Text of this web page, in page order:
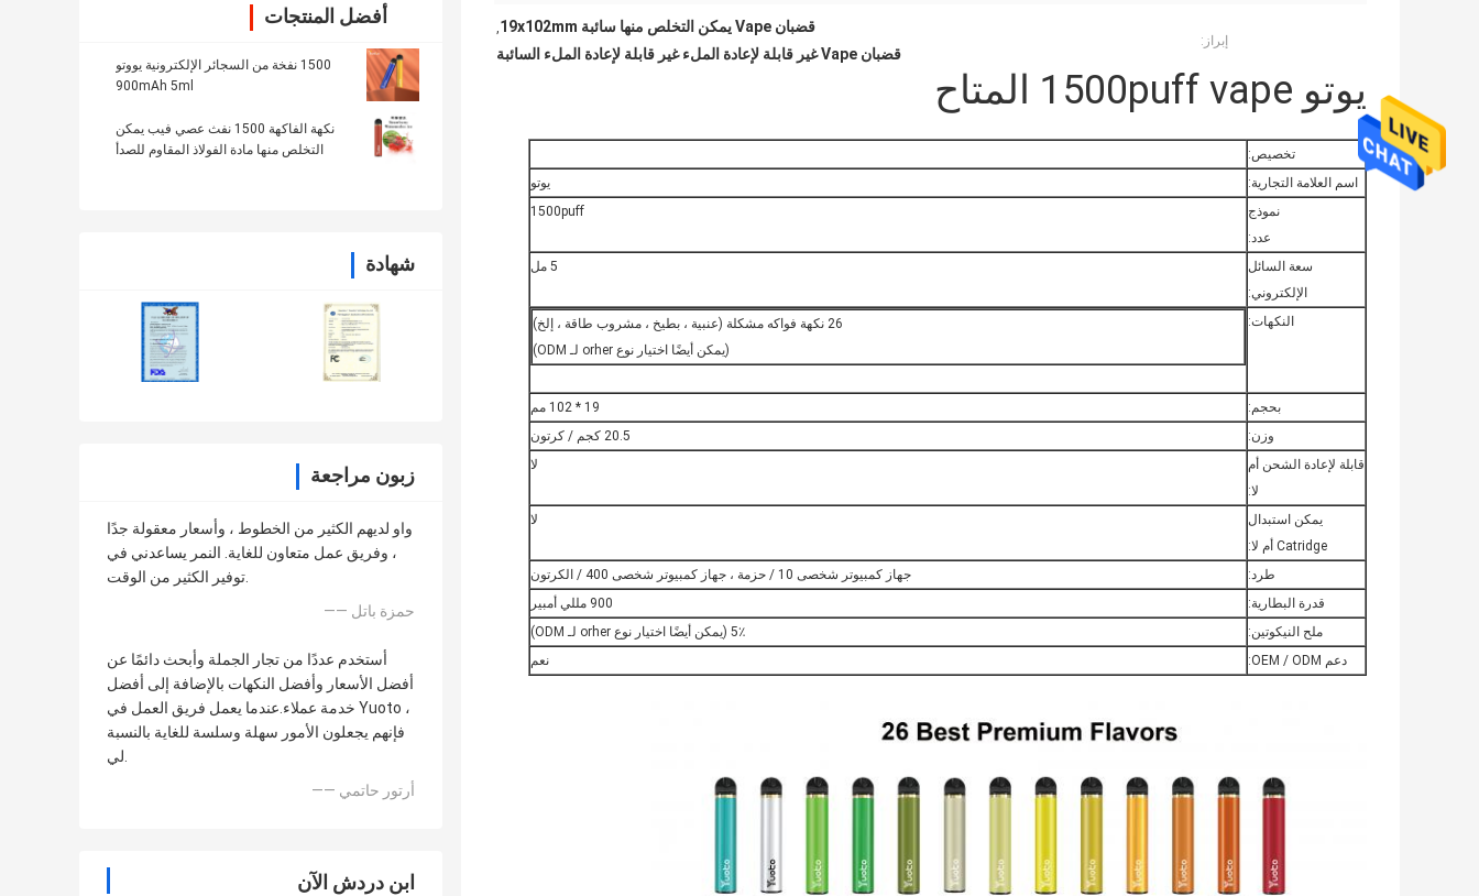
أفضل المنتجات
1500 نفخة من السجائر الإلكترونية يووتو
900mAh 5ml
نكهة الفاكهة 1500 نفث عصي فيب يمكن
التخلص منها مادة الفولاذ المقاوم للصدأ
شهادة
زبون مراجعة
واو لديهم الكثير من الخطوط ، وأسعار معقولة جدًا
، وفريق عمل متعاون للغاية. النمر يساعدني في
توفير الكثير من الوقت.
—— حمزة باتل
أستخدم عددًا من تجار الجملة وأبحث دائمًا عن
أفضل الأسعار وأفضل النكهات بالإضافة إلى أفضل
خدمة عملاء.عندما يعمل فريق العمل في Yuoto ،
فإنهم يجعلون الأمور سهلة وسلسة للغاية بالنسبة
لي.
—— أرتور حاتمي
ابن دردش الآن
إبراز:
قضبان Vape يمكن التخلص منها سائبة 19x102mm ,
قضبان Vape غير قابلة لإعادة الملء غير قابلة لإعادة الملء السائبة
يوتو 1500puff vape المتاح
تخصيص:
اسم العلامة التجارية:
يوتو
نموذج
عدد:
1500puff
سعة السائل
الإلكتروني:
5 مل
النكهات:
26 نكهة فواكه مشكلة (عنبية ، بطيخ ، مشروب طاقة ، إلخ)
(يمكن أيضًا اختيار نوع orher لـ ODM)
بحجم:
19 * 102 مم
وزن:
20.5 كجم / كرتون
قابلة لإعادة الشحن أم
لا:
لا
يمكن استبدال
Catridge أم لا:
لا
طرد:
جهاز كمبيوتر شخصى 10 / حزمة ، جهاز كمبيوتر شخصى 400 / الكرتون
قدرة البطارية:
900 مللي أمبير
ملح النيكوتين:
5٪ (يمكن أيضًا اختيار نوع orher لـ ODM)
دعم OEM / ODM:
نعم